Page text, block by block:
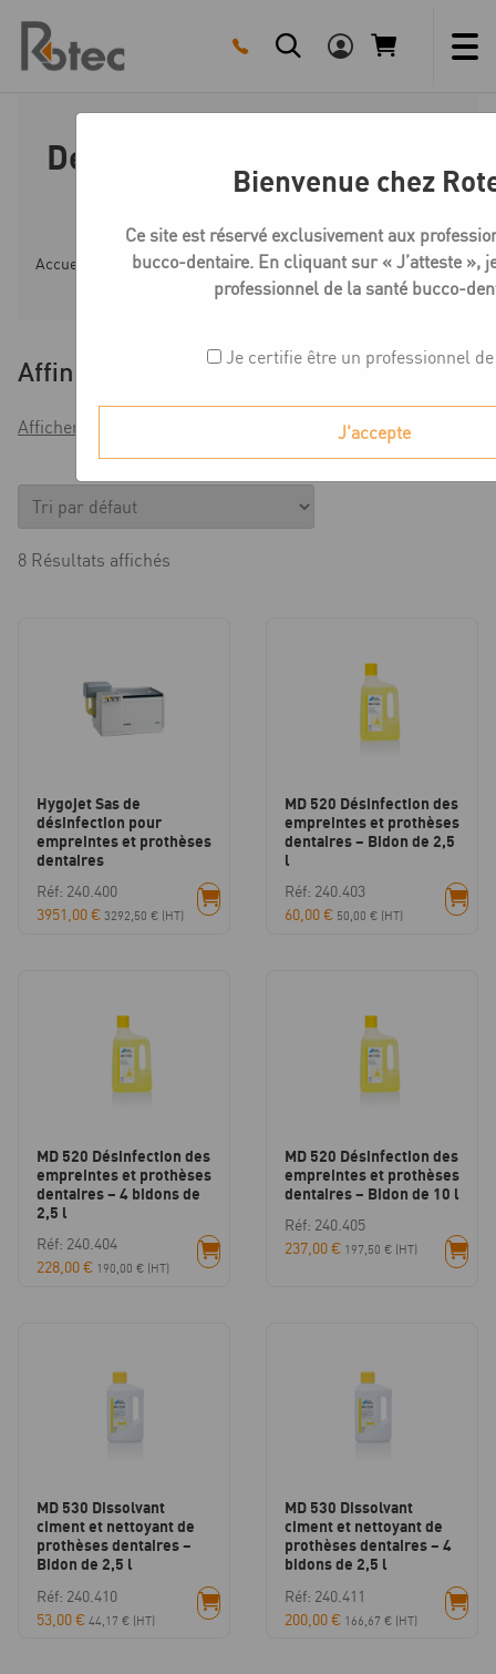
content
Désinfection empreintes et
prothèses
Accueil Boutique Désinfection et nettoyage
Affiner
Afficher les filtres
8 Résultats affichés
Hygojet Sas de
désinfection pour
empreintes et prothèses
dentaires
Réf: 240.400
3951,00€ 3292,50 € (HT)
MD 520 Désinfection des
empreintes et prothèses
dentaires – Bidon de 2,5
l
Réf: 240.403
60,00€ 50,00 € (HT)
MD 520 Désinfection des
empreintes et prothèses
dentaires – 4 bidons de
2,5 l
Réf: 240.404
228,00€ 190,00 € (HT)
MD 520 Désinfection des
empreintes et prothèses
dentaires – Bidon de 10 l
Réf: 240.405
237,00€ 197,50 € (HT)
MD 530 Dissolvant
ciment et nettoyant de
prothèses dentaires –
Bidon de 2,5 l
Réf: 240.410
53,00€ 44,17 € (HT)
MD 530 Dissolvant
ciment et nettoyant de
prothèses dentaires – 4
bidons de 2,5 l
Réf: 240.411
200,00€ 166,67 € (HT)
Bienvenue chez
Ce site est réservé exclusivement aux
bucco-dentaire. En cliquant sur « J’atteste »,
professionnel de la santé bucco-
Je certifie être un professionnel
J'accepte